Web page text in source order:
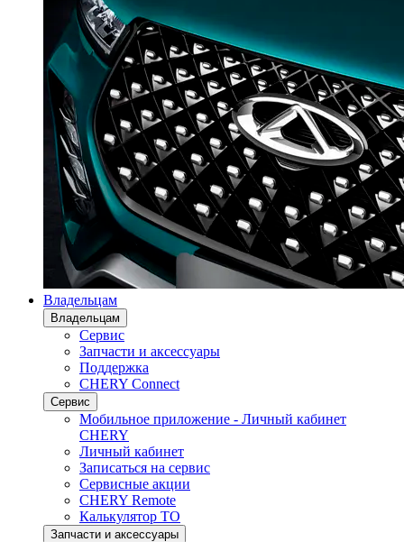
Владельцам
Владельцам
Сервис
Запчасти и аксессуары
Поддержка
CHERY Connect
Сервис
Мобильное приложение - Личный кабинет
CHERY
Личный кабинет
Записаться на сервис
Сервисные акции
CHERY Remote
Калькулятор ТО
Запчасти и аксессуары